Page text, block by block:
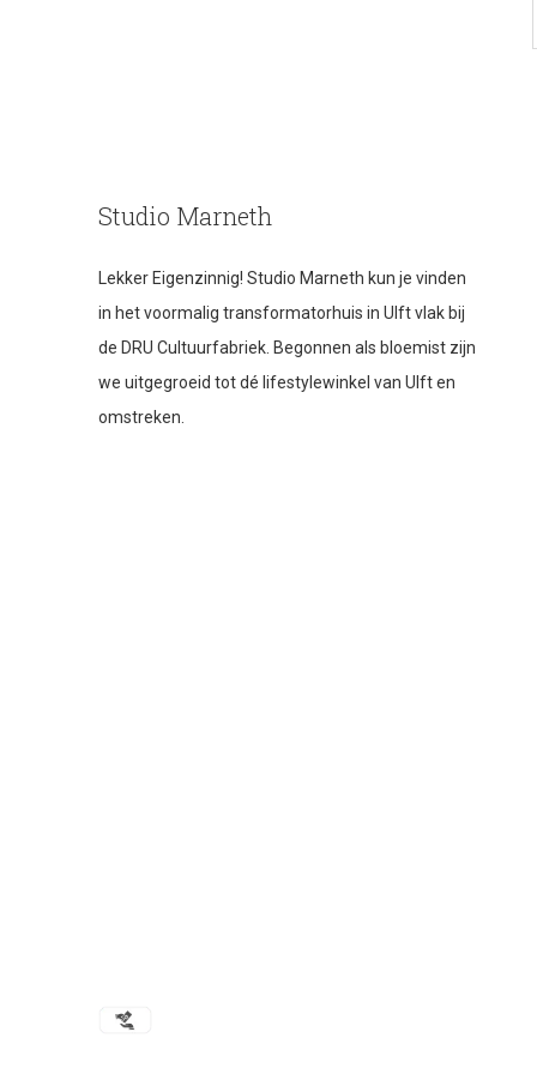
Studio Marneth
Lekker Eigenzinnig! Studio Marneth kun je vinden
in het voormalig transformatorhuis in Ulft vlak bij
de DRU Cultuurfabriek. Begonnen als bloemist zijn
we uitgegroeid tot dé lifestylewinkel van Ulft en
omstreken.